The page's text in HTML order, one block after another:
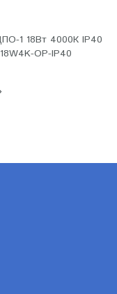
1 18Вт 4000К IP40
OP-IP40